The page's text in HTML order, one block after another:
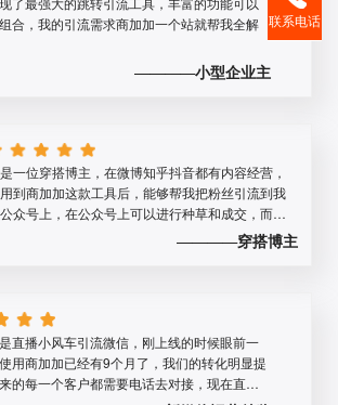
合，我的引流需求商加加一个站就帮我全解
一位穿搭博主，在微博知乎抖音都有内容经营，
到商加加这款工具后，能够帮我把粉丝引流到我
众号上，在公众号上可以进行种草和成交，而且
进行二次成交。赞！
————穿搭博主
直播小风车引流微信，刚上线的时候眼前一
用商加加已经有9个月了，我们的转化明显提
的每一个客户都需要电话去对接，现在直接
通，方便又高效而且运营成本也下来了。
————新媒体运营总监
联系电话